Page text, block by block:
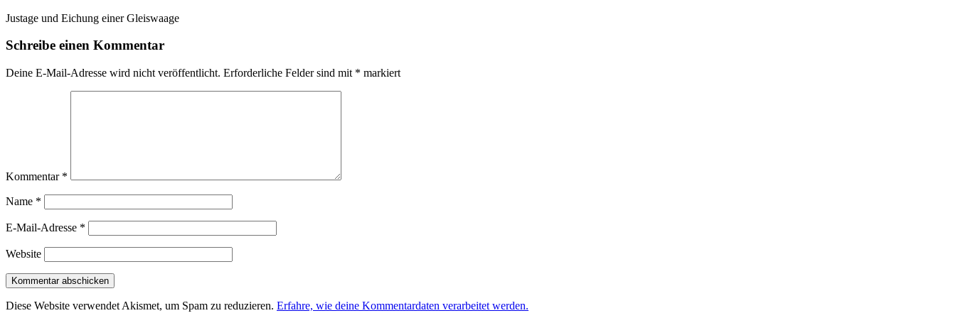
Justage und Eichung einer Gleiswaage
Schreibe einen Kommentar
Deine E-Mail-Adresse wird nicht veröffentlicht. Erforderliche Felder sind mit * markiert
Kommentar *
Name *
E-Mail-Adresse *
Website
Diese Website verwendet Akismet, um Spam zu reduzieren. Erfahre, wie deine Kommentardaten verarbeitet werden.